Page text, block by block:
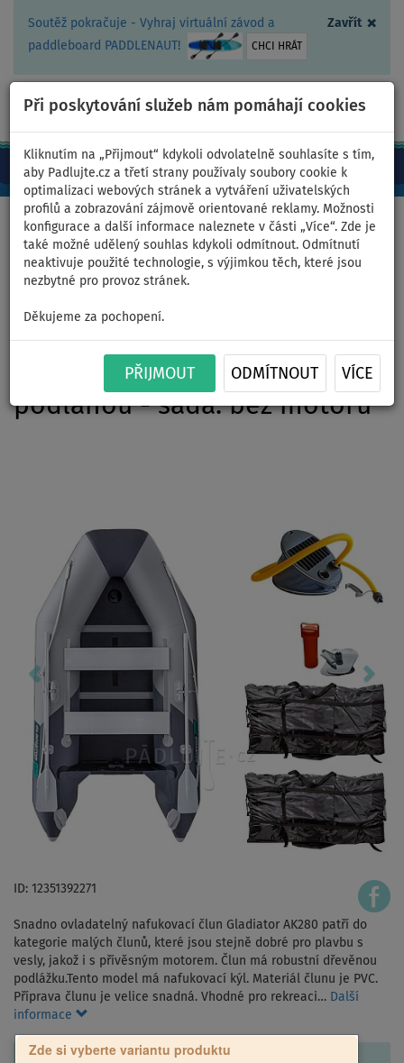
Zavřít ×
Soutěž pokračuje - Vyhraj virtuální závod a
paddleboard PADDLENAUT!
CHCI HRÁT
Při poskytování služeb nám pomáhají cookies
Kliknutím na „Přijmout“ kdykoli odvolatelně souhlasíte s tím,
aby Padlujte.cz a třetí strany používaly soubory cookie k
optimalizaci webových stránek a vytváření uživatelských
profilů a zobrazování zájmově orientované reklamy. Možnosti
konfigurace a další informace naleznete v části „Více“. Zde je
také možné udělený souhlas kdykoli odmítnout. Odmítnutí
neaktivuje použité technologie, s výjimkou těch, které jsou
nezbytné pro provoz stránek.
Děkujeme za pochopení.
PŘIJMOUT ODMÍTNOUT VÍCE
CZ/Kč +420 467 409 090 0ks
Domů >Čluny a motory
Člun GLADIATOR LIGHT
AK280WF light dark gray -
nafukovací člun s dřevěnou
podlahou - sada: bez motoru
ID: 12351392271
Snadno ovladatelný nafukovací člun Gladiator AK280 patří do
kategorie malých člunů, které jsou stejně dobré pro plavbu s
vesly, jakož i s přívěsným motorem. Člun má robustní dřevěnou
podlážku.Tento model má nafukovací kýl. Materiál člunu je PVC.
Příprava člunu je velice snadná. Vhodné pro rekreaci… Další
informace
Zde si vyberte variantu produktu